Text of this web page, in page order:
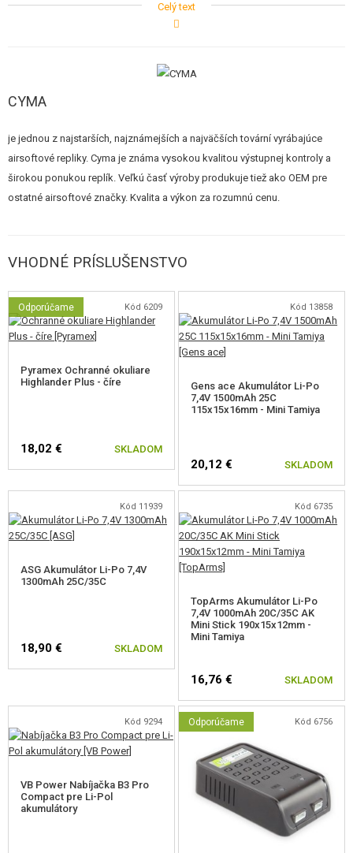
Plastové je telo, kryt záveru, zásobník, predpažbia, mieridlá, plynové
komora s hlavnou) sú totožné s bežnými celokovovými modelmi. Diely sú
kompatibilné a spĺňajú štandard AEG.
nadpriemerný výkon. Je zrejmé, že zbraň nebude pri hre zaostávať a dá
hmotnosťou 0,25g. Ideálne kvalitné značky 4GUN, Guarder, AimTop,
Madbull, G&G. Malý vzorku zadarmo v balení zbrane príliš neodporúčame
používať. Nedosahujú ideálne kvality.
Podľa skúseností nášho servisu majú tieto zbrane nižšia poruchovosť,
ako podobné lacné zbrane v plastovej prevedení (napr. D-boys). Napriek
s telom z plastu a nie skutočná zbraň z ocele a zliatin.
Celý text
CYMA
je jednou z najstarších, najznámejších a najväčších tovární vyrábajúce
airsoftové repliky. Cyma je známa vysokou kvalitou výstupnej kontroly a
širokou ponukou replík. Veľkú časť výroby produkuje tiež ako OEM pre
ostatné airsoftové značky. Kvalita a výkon za rozumnú cenu.
VHODNÉ PRÍSLUŠENSTVO
Odporúčame Kód 6209
Pyramex Ochranné okuliare
Highlander Plus - číre
18,02 € SKLADOM
Kód 13858
Gens ace Akumulátor Li-Po
7,4V 1500mAh 25C
115x15x16mm - Mini Tamiya
20,12 € SKLADOM
Kód 11939
ASG Akumulátor Li-Po 7,4V
1300mAh 25C/35C
18,90 € SKLADOM
Kód 6735
TopArms Akumulátor Li-Po
7,4V 1000mAh 20C/35C AK
Mini Stick 190x15x12mm -
Mini Tamiya
16,76 € SKLADOM
Kód 9294
VB Power Nabíjačka B3 Pro
Compact pre Li-Pol
akumulátory
Odporúčame Kód 6756